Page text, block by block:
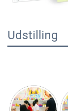
Udstilling